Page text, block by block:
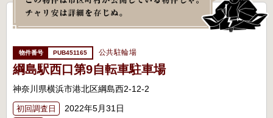
PUB451165 公共駐輪場
綱島駅西口第9自転車駐車場
神奈川県横浜市港北区綱島西2-12-2
初回調査日 2022年5月31日